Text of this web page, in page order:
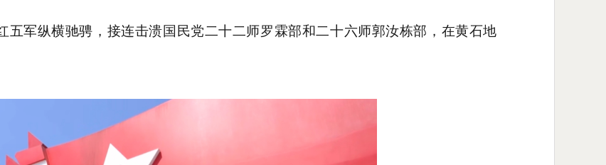
五军纵横驰骋，接连击溃国民党二十二师罗霖部和二十六师郭汝栋部，在黄石地